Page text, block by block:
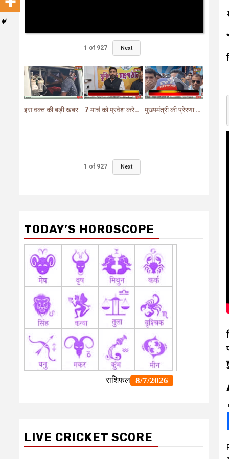
1 of 927 Next
इस वक्त की बड़ी खबर 7 मार्च को प्रवेश करेगा मुर्शिदाबाद में बीजेपी का परिवर्तन यात्रा रथ मुख्यमंत्री की प्रेरणा से दो महत्वपूर्ण योजनाओं का हुआ शिलान्यास
1 of 927 Next
TODAY’S HOROSCOPE
LIVE CRICKET SCORE